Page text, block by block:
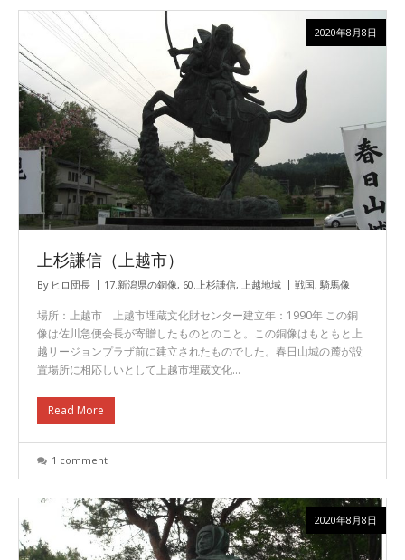
上杉謙信（上越市）
By ヒロ団長 17.新潟県の銅像, 60.上杉謙信, 上越地域 戦国, 騎馬像
場所：上越市 上越市埋蔵文化財センター建立年：1990年 この銅
像は佐川急便会長が寄贈したものとのこと。この銅像はもともと上
越リージョンプラザ前に建立されたものでした。春日山城の麓が設
置場所に相応しいとして上越市埋蔵文化…
Read More
2020年8月8日
1 comment
2020年8月8日